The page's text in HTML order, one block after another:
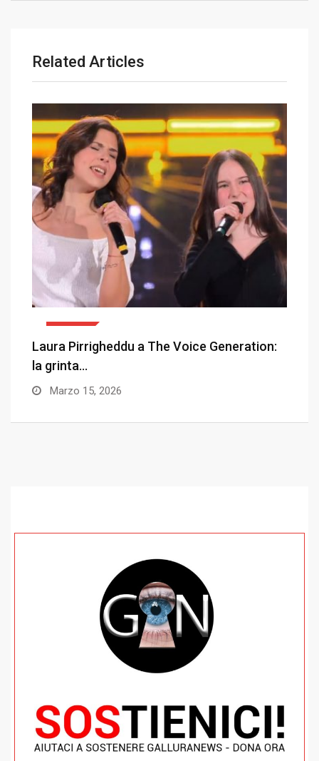
Related Articles
È tempo di disobbedire! – L’iniziativa di
Liberanimos
Novembre 19, 2025